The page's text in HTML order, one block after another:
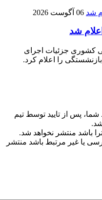
06 آگوست 2026
شد
کشوری جزئیات اجرای
را اعلام کرد.
پس از تایید توسط تیم
باشد منتشر نخواهد شد.
یا غیر مرتبط باشد منتشر